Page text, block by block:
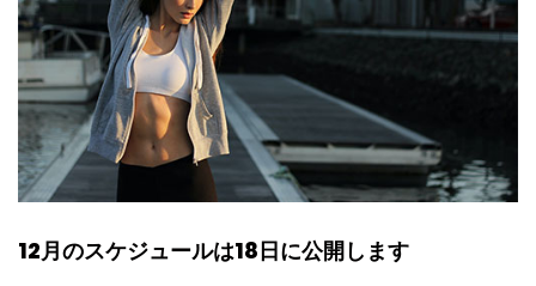
12月のスケジュールは18日に公開します